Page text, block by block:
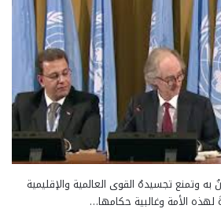
وتمنع تجسيدهُ القوى العالمية والإقليمية
لهذه الأمة وغالبية حكامها…